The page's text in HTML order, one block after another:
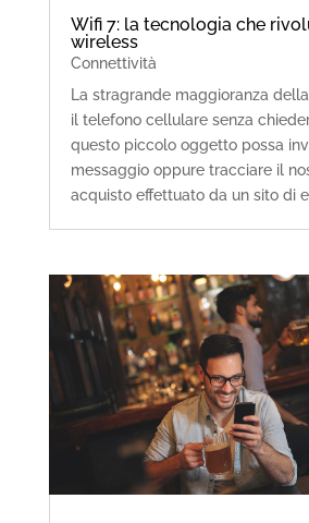
Wifi 7: la tecnologia che
wireless
Connettività
La stragrande maggioranza
il telefono cellulare senza
questo piccolo oggetto possa
messaggio oppure tracciare il
acquisto effettuato da un sito di